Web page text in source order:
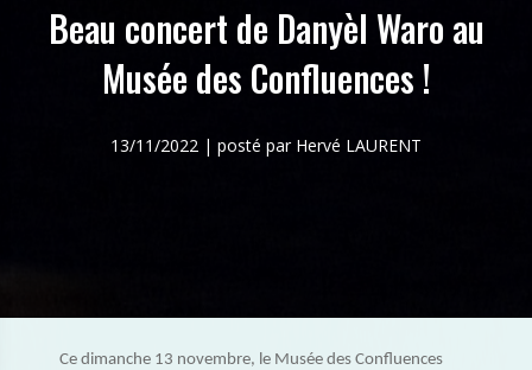
Beau concert de Danyèl Waro au
Musée des Confluences !
13/11/2022 | posté par Hervé LAURENT
Ce dimanche 13 novembre, le Musée des Confluences